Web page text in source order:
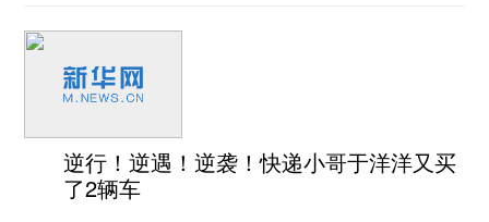
逆行！逆遇！逆袭！快递小哥于洋洋又买
了2辆车